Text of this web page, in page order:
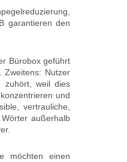
garantieren den
Bürobox geführt
Zweitens: Nutzer
zuhört, weil dies
und
vertrauliche,
außerhalb
möchten einen